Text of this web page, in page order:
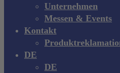
Unternehmen
Messen & Events
Kontakt
DE
DE